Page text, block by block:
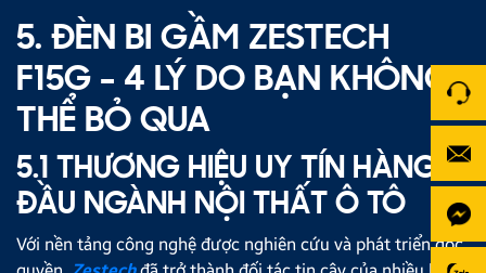
5. ĐÈN BI GẦM ZESTECH
F15G - 4 LÝ DO BẠN KHÔNG
THỂ BỎ QUA
5.1 THƯƠNG HIỆU UY TÍN HÀNG
ĐẦU NGÀNH NỘI THẤT Ô TÔ
Với nền tảng công nghệ được nghiên cứu và phát triển độc